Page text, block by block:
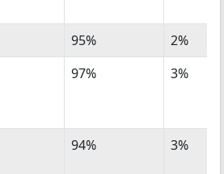
95%
2%
97% 3%
94% 3%